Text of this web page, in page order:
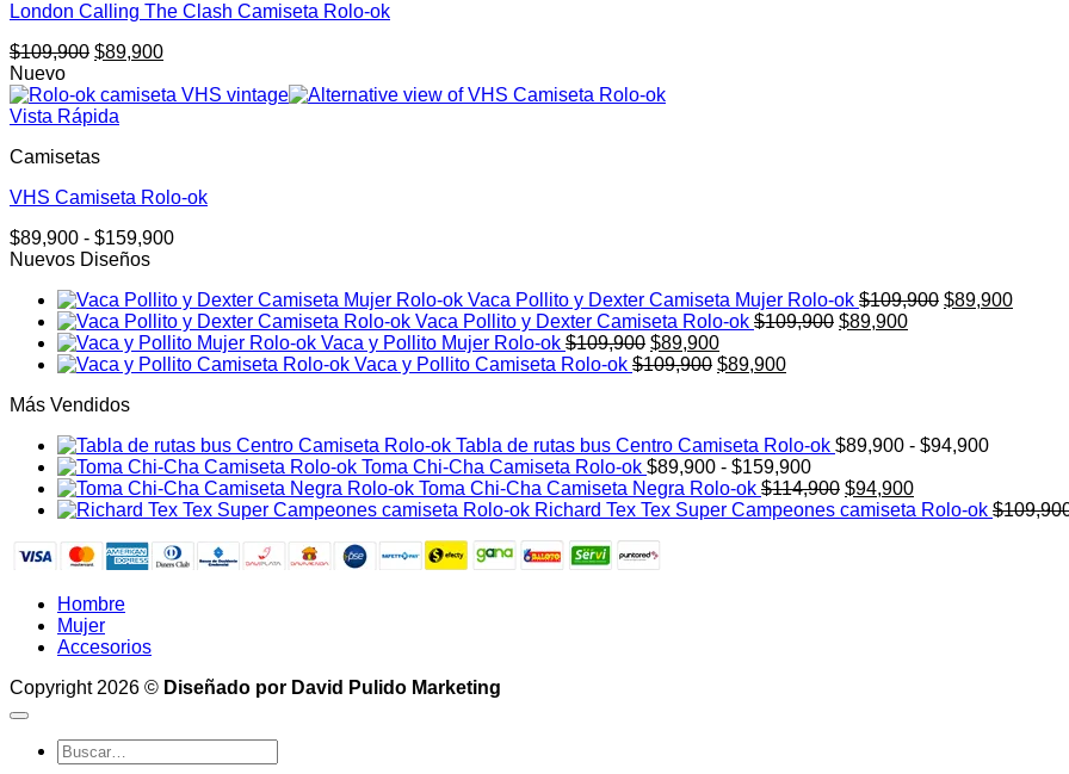
London Calling The Clash Camiseta Rolo-ok
$109,900 El
original
era:
$89,900El
actual
Nuevo
Vista Rápida
Camisetas
VHS Camiseta Rolo-ok
$89,900 - $159,900Rango
desde
$89,900
hasta
$159,900
Nuevos Diseños
Vaca Pollito y Dexter Camiseta Mujer Rolo-ok $109,900 El
$89,900El
Vaca Pollito y Dexter Camiseta Rolo-ok $109,900 El
$89,900El
Vaca y Pollito Mujer Rolo-ok $109,900 El
precio
$89,900El
precio
Vaca y Pollito Camiseta Rolo-ok $109,900 El
$109,900.
$89,900El
$89,900.
Más Vendidos
Tabla de rutas bus Centro Camiseta Rolo-ok $89,900 - $94,900Rango
desde
Toma Chi-Cha Camiseta Rolo-ok $89,900 - $159,900Rango
de
precios:
Toma Chi-Cha Camiseta Negra Rolo-ok $114,900 El
precio
$94,900El
precio
Richard Tex Tex Super Campeones camiseta Rolo-ok $
Hombre
Mujer
Accesorios
Copyright 2026 © Diseñado por David Pulido Marketing
Buscar